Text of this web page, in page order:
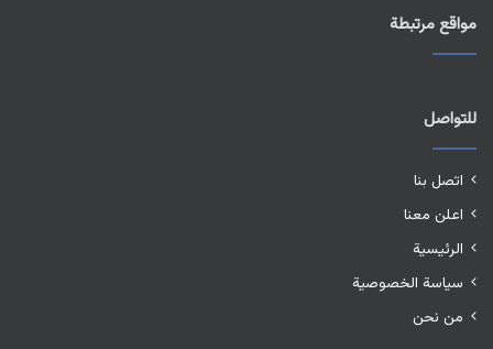
مواقع مرتبطة
للتواصل
اتصل بنا
اعلن معنا
الرئيسية
سياسة الخصوصية
من نحن